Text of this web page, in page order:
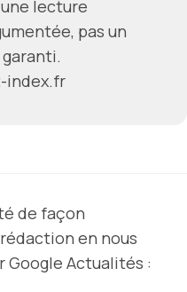
lecture
pas un
index.fr
de façon
en nous
Google Actualités :